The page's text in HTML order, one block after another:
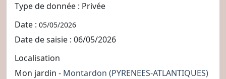
Type de donnée : Privée
Date : 05/05/2026
Date de saisie : 06/05/2026
Localisation
Mon jardin - Montardon (PYRENEES-ATLANTIQUES)